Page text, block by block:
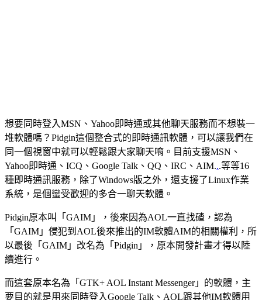
想要同時登入MSN、Yahoo即時通或其他聊天服務而不想裝一
堆軟體嗎？Pidgin這個整合式的即時通訊軟體，可以讓我們在
同一個視窗中就可以輕鬆跟大家聊天唷。目前支援MSN、
Yahoo即時通、ICQ、Google Talk、QQ、IRC、AIM...等等16
種即時通訊服務，除了Windows版之外，還支援了Linux作業
系統，是個蠻受歡迎的多合一聊天軟體。
Pidgin原本叫「GAIM」，後來因為AOL一直找碴，認為
「GAIM」侵犯到AOL後來推出的IM軟體AIM的相關權利，所
以最後「GAIM」改名為「Pidgin」，原本開發計畫才得以陸
續進行。
而這套原本名為「GTK+ AOL Instant Messenger」的軟體，主
要目的就是用來同時登入Google Talk、AOL跟其他IM軟體用